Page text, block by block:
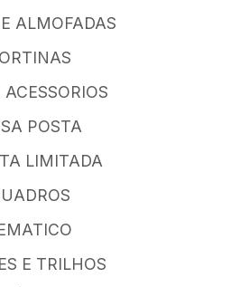
ALMOFADAS
ACESSORIOS
POSTA
LIMITADA
E TRILHOS